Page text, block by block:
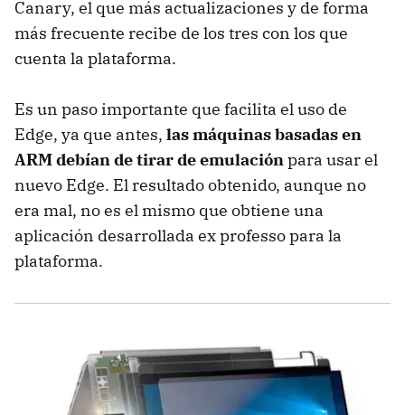
Canary, el que más actualizaciones y de forma
más frecuente recibe de los tres con los que
cuenta la plataforma.
Es un paso importante que facilita el uso de
Edge, ya que antes, las máquinas basadas en
ARM debían de tirar de emulaciónpara usar el
nuevo Edge. El resultado obtenido, aunque no
era mal, no es el mismo que obtiene una
aplicación desarrollada ex professo para la
plataforma.